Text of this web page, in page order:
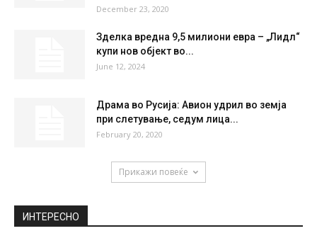
December 23, 2020
Зделка вредна 9,5 милиони евра – „Лидл“
купи нов објект во...
June 12, 2024
Драма во Русија: Авион удрил во земја
при слетување, седум лица...
February 20, 2020
Прикажи повеќе
ИНТЕРЕСНО